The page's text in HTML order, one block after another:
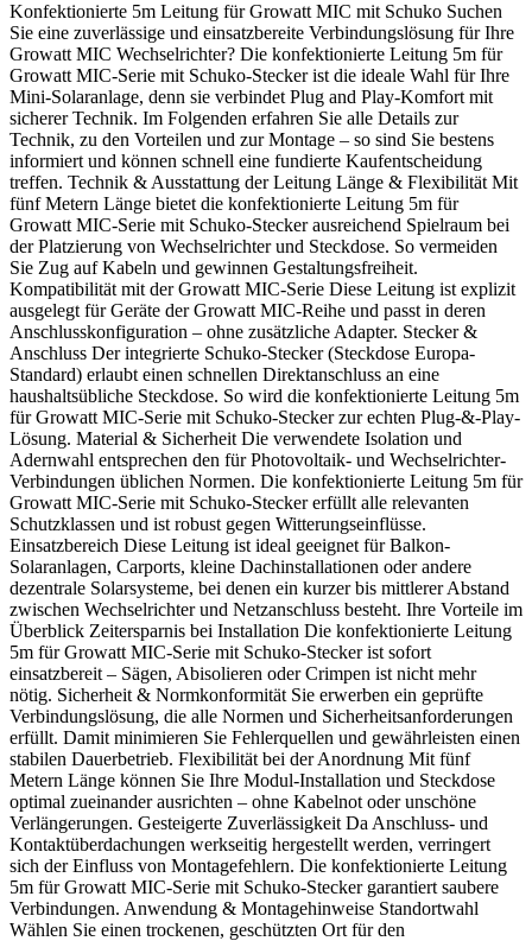
Konfektionierte 5m Leitung für Growatt MIC mit Schuko Suchen
Sie eine zuverlässige und einsatzbereite Verbindungslösung für Ihre
Growatt MIC Wechselrichter? Die konfektionierte Leitung 5m für
Growatt MIC-Serie mit Schuko-Stecker ist die ideale Wahl für Ihre
Mini-Solaranlage, denn sie verbindet Plug and Play-Komfort mit
sicherer Technik. Im Folgenden erfahren Sie alle Details zur
Technik, zu den Vorteilen und zur Montage – so sind Sie bestens
informiert und können schnell eine fundierte Kaufentscheidung
treffen. Technik & Ausstattung der Leitung Länge & Flexibilität Mit
fünf Metern Länge bietet die konfektionierte Leitung 5m für
Growatt MIC-Serie mit Schuko-Stecker ausreichend Spielraum bei
der Platzierung von Wechselrichter und Steckdose. So vermeiden
Sie Zug auf Kabeln und gewinnen Gestaltungsfreiheit.
Kompatibilität mit der Growatt MIC-Serie Diese Leitung ist explizit
ausgelegt für Geräte der Growatt MIC-Reihe und passt in deren
Anschlusskonfiguration – ohne zusätzliche Adapter. Stecker &
Anschluss Der integrierte Schuko-Stecker (Steckdose Europa-
Standard) erlaubt einen schnellen Direktanschluss an eine
haushaltsübliche Steckdose. So wird die konfektionierte Leitung 5m
für Growatt MIC-Serie mit Schuko-Stecker zur echten Plug-&-Play-
Lösung. Material & Sicherheit Die verwendete Isolation und
Adernwahl entsprechen den für Photovoltaik- und Wechselrichter-
Verbindungen üblichen Normen. Die konfektionierte Leitung 5m für
Growatt MIC-Serie mit Schuko-Stecker erfüllt alle relevanten
Schutzklassen und ist robust gegen Witterungseinflüsse.
Einsatzbereich Diese Leitung ist ideal geeignet für Balkon-
Solaranlagen, Carports, kleine Dachinstallationen oder andere
dezentrale Solarsysteme, bei denen ein kurzer bis mittlerer Abstand
zwischen Wechselrichter und Netzanschluss besteht. Ihre Vorteile im
Überblick Zeitersparnis bei Installation Die konfektionierte Leitung
5m für Growatt MIC-Serie mit Schuko-Stecker ist sofort
einsatzbereit – Sägen, Abisolieren oder Crimpen ist nicht mehr
nötig. Sicherheit & Normkonformität Sie erwerben ein geprüfte
Verbindungslösung, die alle Normen und Sicherheitsanforderungen
erfüllt. Damit minimieren Sie Fehlerquellen und gewährleisten einen
stabilen Dauerbetrieb. Flexibilität bei der Anordnung Mit fünf
Metern Länge können Sie Ihre Modul-Installation und Steckdose
optimal zueinander ausrichten – ohne Kabelnot oder unschöne
Verlängerungen. Gesteigerte Zuverlässigkeit Da Anschluss- und
Kontaktüberdachungen werkseitig hergestellt werden, verringert
sich der Einfluss von Montagefehlern. Die konfektionierte Leitung
5m für Growatt MIC-Serie mit Schuko-Stecker garantiert saubere
Verbindungen. Anwendung & Montagehinweise Standortwahl
Wählen Sie einen trockenen, geschützten Ort für den